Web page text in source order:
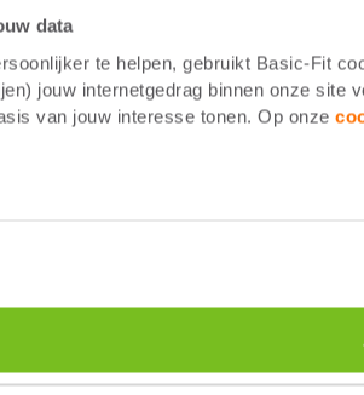
data
te helpen, gebruikt Basic-Fit
jouw internetgedrag binnen onze site
van jouw interesse tonen. Op onze